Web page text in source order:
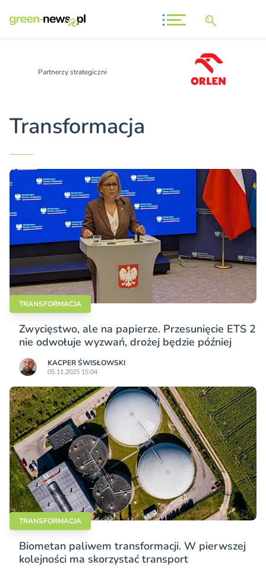
Partnerzy strategiczni
Transformacja
TRANSFORMACJA
Zwycięstwo, ale na papierze. Przesunięcie ETS 2
nie odwołuje wyzwań, drożej będzie później
KACPER ŚWISŁO­WSKI
05.11.2025 15:04
TRANSFORMACJA
Biometan paliwem transformacji. W pierwszej
kolejności ma skorzystać transport